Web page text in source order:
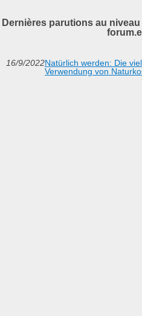
Dernières parutions au
16/9/2022Natürlich werden: Die
Verwendung von